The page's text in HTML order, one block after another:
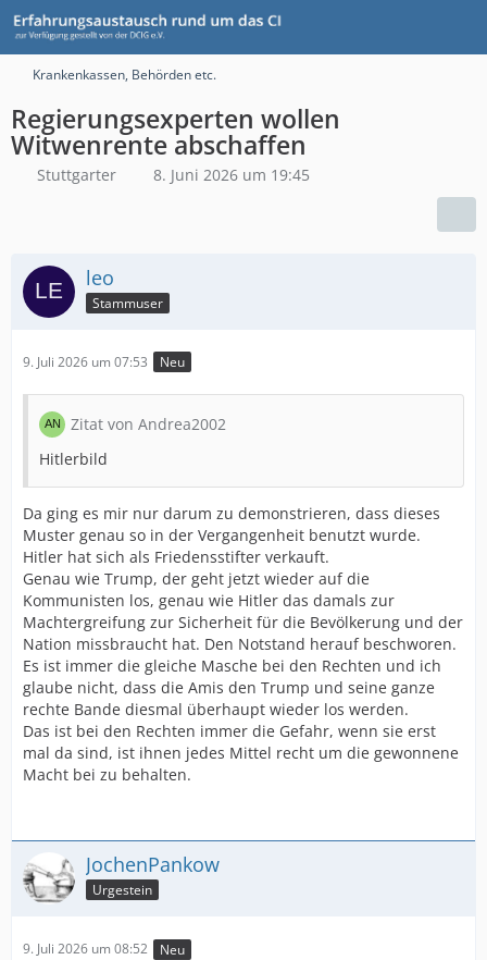
Krankenkassen, Behörden etc.
Regierungsexperten wollen
Witwenrente abschaffen
Stuttgarter 8. Juni 2026 um 19:45
leo
Stammuser
9. Juli 2026 um 07:53 Neu
Zitat von Andrea2002
Hitlerbild
Da ging es mir nur darum zu demonstrieren, dass dieses
Muster genau so in der Vergangenheit benutzt wurde.
Hitler hat sich als Friedensstifter verkauft.
Genau wie Trump, der geht jetzt wieder auf die
Kommunisten los, genau wie Hitler das damals zur
Machtergreifung zur Sicherheit für die Bevölkerung und der
Nation missbraucht hat. Den Notstand herauf beschworen.
Es ist immer die gleiche Masche bei den Rechten und ich
glaube nicht, dass die Amis den Trump und seine ganze
rechte Bande diesmal überhaupt wieder los werden.
Das ist bei den Rechten immer die Gefahr, wenn sie erst
mal da sind, ist ihnen jedes Mittel recht um die gewonnene
Macht bei zu behalten.
JochenPankow
Urgestein
9. Juli 2026 um 08:52 Neu